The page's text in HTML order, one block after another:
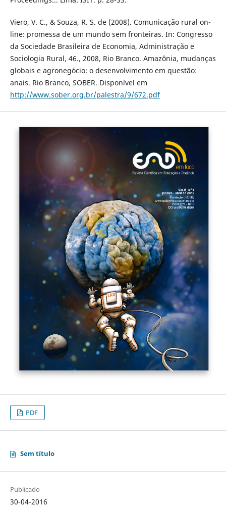
Viero, V. C., & Souza, R. S. de (2008). Comunicação rural on-
line: promessa de um mundo sem fronteiras. In: Congresso
da Sociedade Brasileira de Economia, Administração e
Sociologia Rural, 46., 2008, Rio Branco. Amazônia, mudanças
globais e agronegócio: o desenvolvimento em questão:
anais. Rio Branco, SOBER. Disponí­vel em
http://www.sober.org.br/palestra/9/672.pdf
PDF
Sem título
Publicado
30-04-2016